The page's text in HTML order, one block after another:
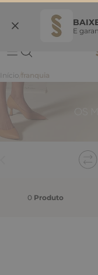
E
Ganhe 10% OFF na
franquia
0 Produto